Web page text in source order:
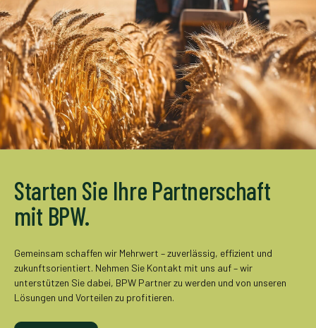
Starten Sie Ihre Partnerschaft
mit BPW.
Gemeinsam schaffen wir Mehrwert – zuverlässig, effizient und
zukunftsorientiert. Nehmen Sie Kontakt mit uns auf – wir
unterstützen Sie dabei, BPW Partner zu werden und von unseren
Lösungen und Vorteilen zu profitieren.